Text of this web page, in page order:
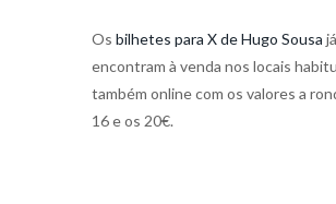
Os bilhetes para X de Hugo Sousa
encontram à venda nos locais
também online com os valores a
16 e os 20€.